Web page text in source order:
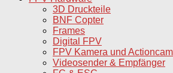
3D Druckteile
BNF Copter
Frames
Digital FPV
FPV Kamera und
Videosender & Empfänger